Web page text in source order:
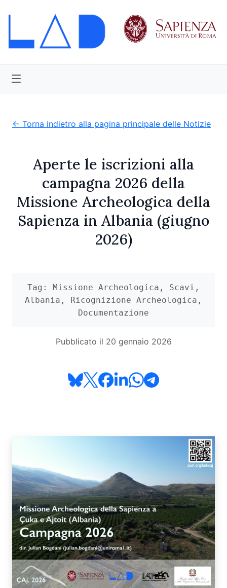
← Torna indietro alla pagina principale delle Notizie
Aperte le iscrizioni alla
campagna 2026 della
Missione Archeologica della
Sapienza in Albania (giugno
2026)
Tag: Missione Archeologica, Scavi,
Albania, Ricognizione Archeologica,
Documentazione
Pubblicato il 20 gennaio 2026